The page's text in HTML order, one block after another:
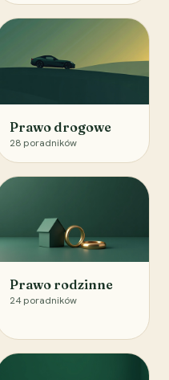
Prawo drogowe
28 poradników
Prawo rodzinne
24 poradników